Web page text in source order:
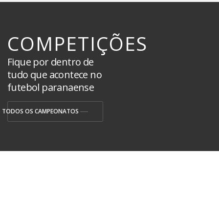
COMPETIÇÕES
Fique por dentro de
tudo que acontece no
futebol paranaense
TODOS OS CAMPEONATOS